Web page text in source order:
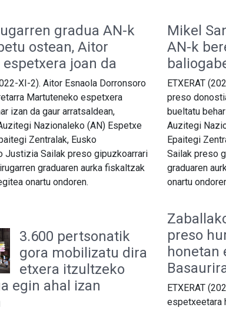
gradua AN-k
ostean, Aitor
espetxera joan da
XI-2). Aitor Esnaola Dorronsoro
Martuteneko espetxera
izan da gaur arratsaldean,
Nazionaleko (AN) Espetxe
Zentralak, Eusko
Justizia Sailak preso gipuzkoarrari
graduaren aurka fiskaltzak
onartu ondoren.
Mikel
AN-k
ETXERAT
preso
bueltatu
Auzitegi
Epaitegi
Sailak preso
graduaren
onartu
3.600 pertsonatik
gora mobilizatu dira
etxera itzultzeko
egin ahal izan
preso
honetan
ETXERAT
espetxeetara